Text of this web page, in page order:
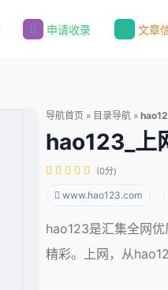
申请收录 文章
导航首页 » 目录导航 »
hao123_上
(0分)
www.hao123.com
hao123是汇集全网
精彩。上网，从